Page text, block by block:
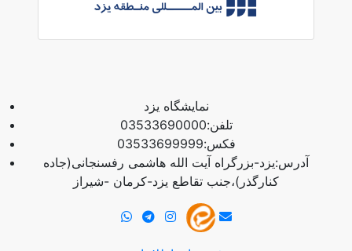
نمایشگاه یزد
تلفن:03533690000
فکس:03533699999
آدرس:یزد-بزرگراه آیت الله هاشمی رفسنجانی(جاده
کنارگذر)،جنب تقاطع یزد-کرمان -شیراز